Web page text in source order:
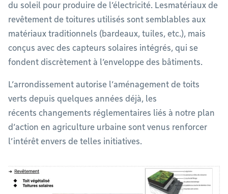
du soleil pour produire de l’électricité. Lesmatériaux de
revêtement de toitures utilisés sont semblables aux
matériaux traditionnels (bardeaux, tuiles, etc.), mais
conçus avec des capteurs solaires intégrés, qui se
fondent discrètement à l’enveloppe des bâtiments.
L’arrondissement autorise l’aménagement de toits
verts depuis quelques années déjà, les
récents changements réglementaires liés à notre plan
d’action en agriculture urbaine sont venus renforcer
l’intérêt envers de telles initiatives.